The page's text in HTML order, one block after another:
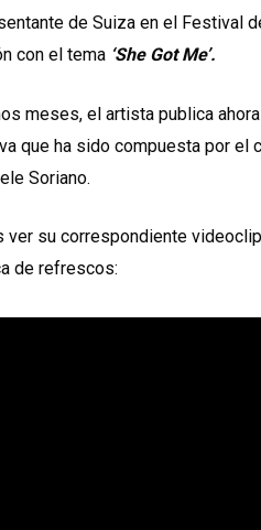
de Suiza en el Festival
con el tema ‘She Got Me’.
meses, el artista publica
que ha sido compuesta por el
Soriano.
su correspondiente
de refrescos: